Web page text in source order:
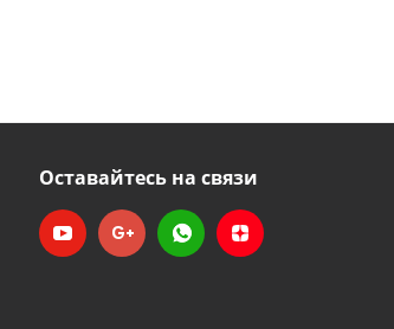
Оставайтесь на связи